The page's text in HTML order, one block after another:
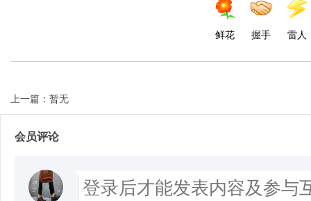
鲜花 握手 雷人
上一篇：暂无
会员评论